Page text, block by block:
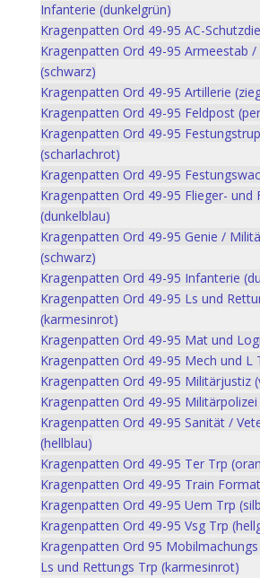
Infanterie (dunkelgrün)
Kragenpatten Ord 49-95 AC-
Kragenpatten Ord 49-95 Armeestab
(schwarz)
Kragenpatten Ord 49-95 Artillerie
Kragenpatten Ord 49-95 Feldpost
Kragenpatten Ord 49-95
(scharlachrot)
Kragenpatten Ord 49-95
Kragenpatten Ord 49-95 Flieger- und
(dunkelblau)
Kragenpatten Ord 49-95 Genie /
(schwarz)
Kragenpatten Ord 49-95 Infanterie
Kragenpatten Ord 49-95 Ls und
(karmesinrot)
Kragenpatten Ord 49-95 Mat und
Kragenpatten Ord 49-95 Mech und L
Kragenpatten Ord 49-95 Militärjustiz
Kragenpatten Ord 49-95 Militärpolizei
Kragenpatten Ord 49-95 Sanität /
(hellblau)
Kragenpatten Ord 49-95 Ter Trp
Kragenpatten Ord 49-95 Train
Kragenpatten Ord 49-95 Uem Trp
Kragenpatten Ord 49-95 Vsg Trp
Kragenpatten Ord 95
Ls und Rettungs Trp (karmesinrot)